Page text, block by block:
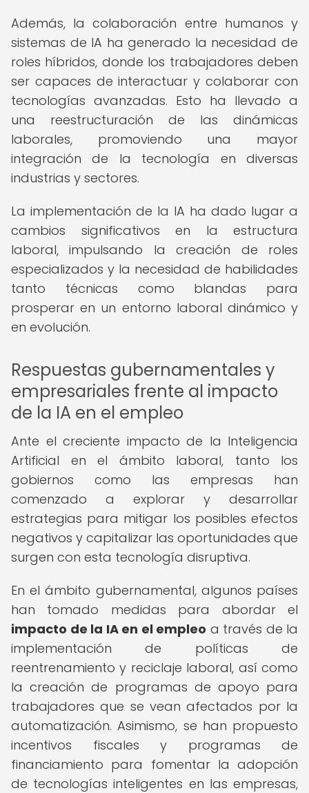
Además, la colaboración entre humanos y
sistemas de IA ha generado la necesidad de
roles híbridos, donde los trabajadores deben
ser capaces de interactuar y colaborar con
tecnologías avanzadas. Esto ha llevado a
una reestructuración de las dinámicas
laborales, promoviendo una mayor
integración de la tecnología en diversas
industrias y sectores.
La implementación de la IA ha dado lugar a
cambios significativos en la estructura
laboral, impulsando la creación de roles
especializados y la necesidad de habilidades
tanto técnicas como blandas para
prosperar en un entorno laboral dinámico y
en evolución.
Respuestas gubernamentales y
empresariales frente al impacto
de la IA en el empleo
Ante el creciente impacto de la Inteligencia
Artificial en el ámbito laboral, tanto los
gobiernos como las empresas han
comenzado a explorar y desarrollar
estrategias para mitigar los posibles efectos
negativos y capitalizar las oportunidades que
surgen con esta tecnología disruptiva.
En el ámbito gubernamental, algunos países
han tomado medidas para abordar el
impacto de la IA en el empleo a través de la
implementación de políticas de
reentrenamiento y reciclaje laboral, así como
la creación de programas de apoyo para
trabajadores que se vean afectados por la
automatización. Asimismo, se han propuesto
incentivos fiscales y programas de
financiamiento para fomentar la adopción
de tecnologías inteligentes en las empresas,